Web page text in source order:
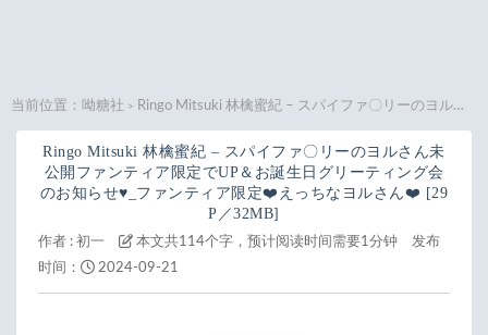
当前位置： 呦糖社 > Ringo Mitsuki 林檎蜜紀 – スパイファ〇リーのヨルさん未公開ファンティア限定でUP＆お誕生日グリーティング会のお知らせ♥_ファンティア限定❤️えっちなヨルさん❤️ [29P／32MB]
Ringo Mitsuki 林檎蜜紀 – スパイファ〇リーのヨルさん未
公開ファンティア限定でUP＆お誕生日グリーティング会
のお知らせ♥_ファンティア限定❤️えっちなヨルさん❤️ [29
P／32MB]
作者 : 初一 本文共114个字，预计阅读时间需要1分钟
发布
时间：
2024-09-21